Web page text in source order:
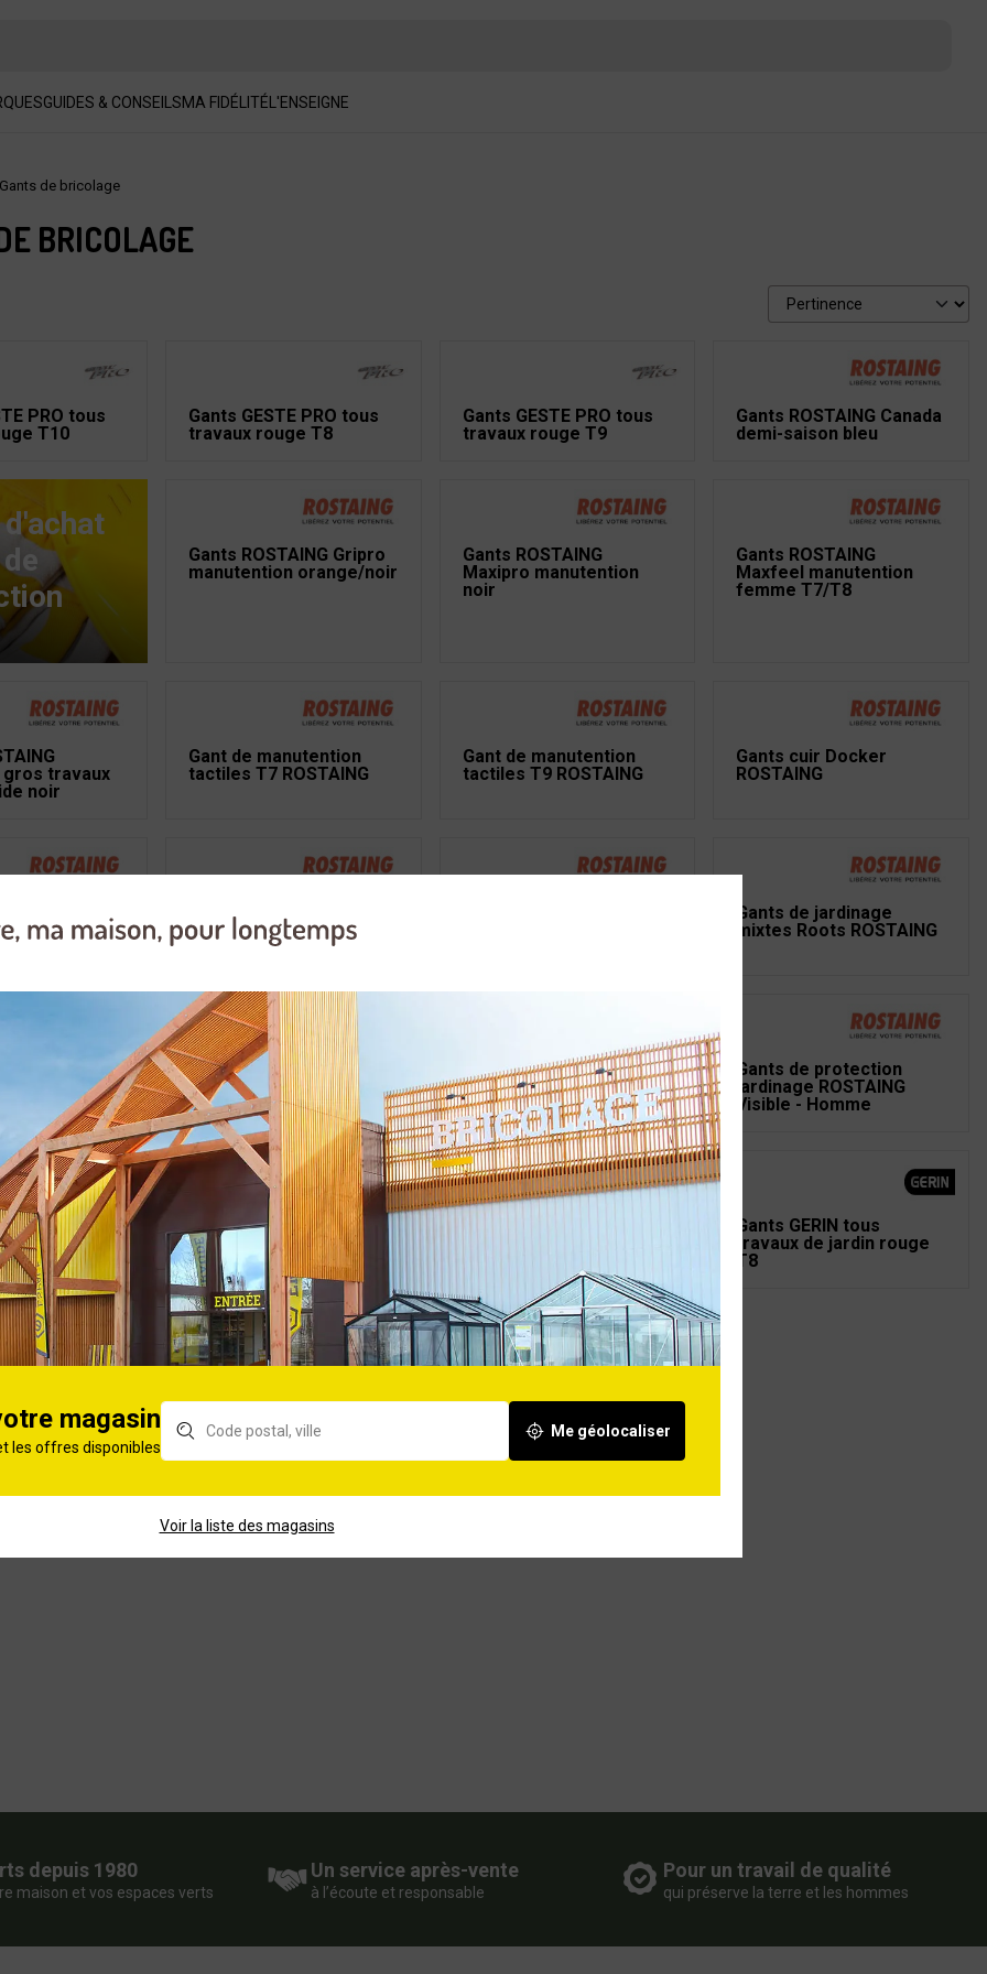
GUIDES & CONSEILSMA FIDÉLITÉL'ENSEIGNE
Gants de bricolage
BRICOLAGE
PRO tous
T10
Gants GESTE PRO tous
travaux rouge T8
Gants GESTE PRO tous
travaux rouge T9
Gants ROSTAING Canada
demi-saison bleu
d'achat
Gants ROSTAING Gripro
manutention orange/noir
Gants ROSTAING
Maxipro manutention
noir
Gants ROSTAING
Maxfeel manutention
femme T7/T8
travaux
noir
Gant de manutention
tactiles T7 ROSTAING
Gant de manutention
tactiles T9 ROSTAING
Gants cuir Docker
ROSTAING
et
T5 bleu
Gants de jardinage et
bricolage Maxteen
ROSTAING T5 rose
Gants de jardinage
mixtes Roots ROSTAING
Gants de jardinage
Rameau ROSTAING
Gants de protection
jardinage ROSTAING
Flower - Femme
Gants de protection
jardinage ROSTAING
Visible - Homme
Gants GERIN tous
travaux de jardin rouge
T10
Gants GERIN tous
travaux de jardin rouge
T8
depuis 1980
maison et vos espaces verts
Un service après-vente
à l’écoute et responsable
Pour un travail de qualité
qui préserve la terre et les hommes
magasin
les offres disponibles
Me géolocaliser
Voir la liste des magasins